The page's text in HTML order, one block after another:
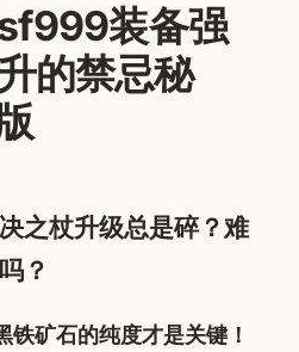
装备强
的禁忌秘
之杖升级总是碎？难
？
铁矿石的纯度才是关键！